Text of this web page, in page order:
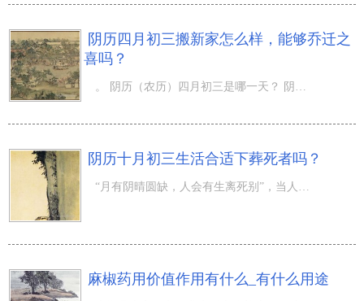
阴历四月初三搬新家怎么样，能够乔迁之
喜吗？
。 阴历（农历）四月初三是哪一天？ 阴历 一九年 四月 初三日 小 (农历) 阳历 五月 7日 星期二 天蝎座 (阳
阴历十月初三生活合适下葬死者吗？
“月有阴晴圆缺，人会有生离死别”，当人的生命走来到终点，总逃不动远去的時刻。一阵风一吹过，不知不觉大
麻椒药用价值作用有什么_有什么用途